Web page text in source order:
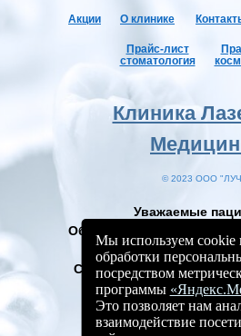
© 2023 ООО
Акции О клинике
Прайс-лист
стоматология
Клиника
Уважаемые
Обращаем ваше
не оказывает услуги в
С перечнем медицинских
которых можно
помощь по месту
ознакомиться в
Мы используем cookie
обработки
посредством
программы
Это позволяет нам
взаимодействие